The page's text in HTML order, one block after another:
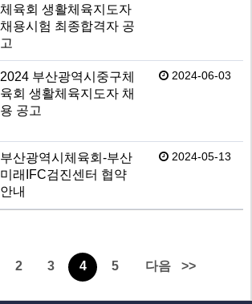
체육회 생활체육지도자
채용시험 최종합격자 공
고
2024 부산광역시중구체
육회 생활체육지도자 채
용 공고
2024-06-03
부산광역시체육회-부산
미래IFC검진센터 협약
안내
2024-05-13
2 3 4 5 다음 >>